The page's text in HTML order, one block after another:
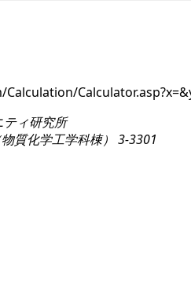
ィ研究所
質化学工学科棟） 3-3301